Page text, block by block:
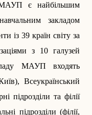
МАУП є найбільшим
закладом
із 39 країн світу за
з 10 галузей
МАУП входять
Всеукраїнський
підрозділи та філії
підрозділи (філії,